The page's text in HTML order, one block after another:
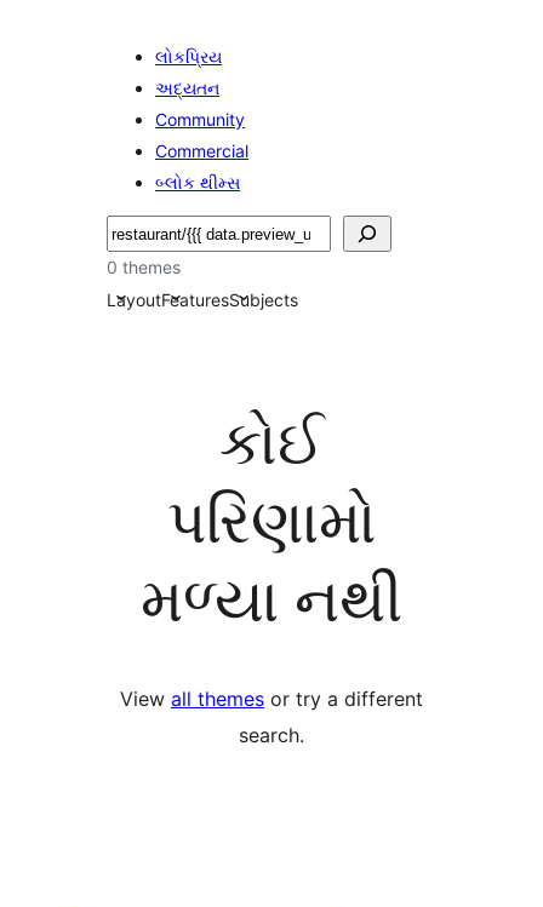
લોકપ્રિય
અદ્યતન
Community
Commercial
બ્લોક થીમ્સ
શોધો
0 themes
LayoutFeaturesSubjects
કોઈ
પરિણામો
મળ્યા નથી
View all themes or try a different
search.